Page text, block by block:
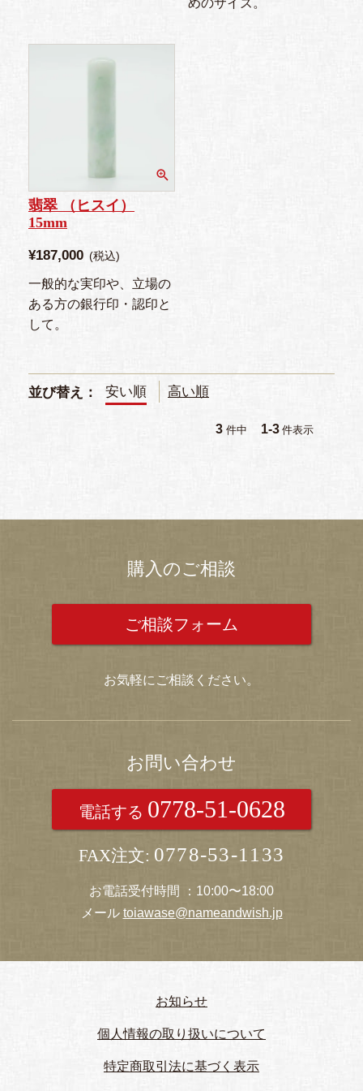
めのサイズ。
翡翠 （ヒスイ）
15mm
¥187,000 税込
一般的な実印や、立場の
ある方の銀行印・認印と
して。
並び替え 安い順 高い順
3 件中 1-3 件表示
購入のご相談
ご相談フォーム
お気軽にご相談ください。
お問い合わせ
電話する 0778-51-0628
FAX注文: 0778-53-1133
お電話受付時間 ：10:00〜18:00
メール toiawase@nameandwish.jp
お知らせ
個人情報の取り扱いについて
特定商取引法に基づく表示